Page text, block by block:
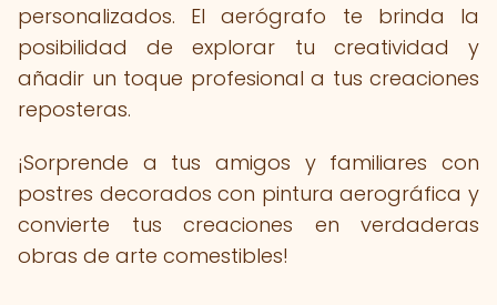
personalizados. El aerógrafo te brinda la
posibilidad de explorar tu creatividad y
añadir un toque profesional a tus creaciones
reposteras.
¡Sorprende a tus amigos y familiares con
postres decorados con pintura aerográfica y
convierte tus creaciones en verdaderas
obras de arte comestibles!